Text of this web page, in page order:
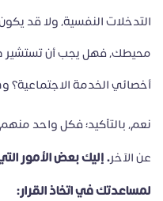
التدخلات النفسية، ولا قد
محيطك، فهل يجب أن تستشير
أخصائي الخدمة الاجتماعية؟
نعم، بالتأكيد؛ فكل واحد
عن الآخر. إليك بعض الأمور
لمساعدتك في اتخاذ القرار: